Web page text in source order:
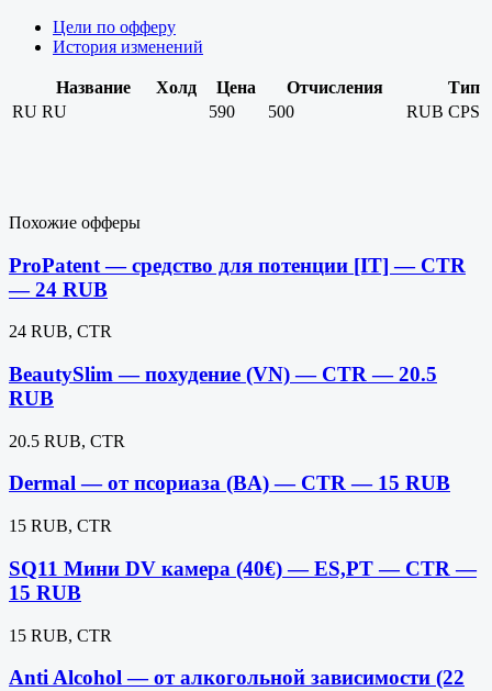
Цели по офферу
История изменений
Название Холд Цена Отчисления
Тип
RU RU 590 500 RUB CPS
Похожие офферы
ProPatent — средство для потенции [IT] — CTR
— 24 RUB
24 RUB, CTR
BeautySlim — похудение (VN) — CTR — 20.5
RUB
20.5 RUB, CTR
Dermal — от псориаза (BA) — CTR — 15 RUB
15 RUB, CTR
SQ11 Мини DV камера (40€) — ES,PT — CTR —
15 RUB
15 RUB, CTR
Anti Alcohol — от алкогольной зависимости (22